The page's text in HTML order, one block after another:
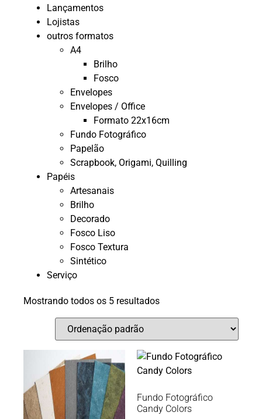
Lançamentos
Lojistas
outros formatos
A4
Brilho
Fosco
Envelopes
Envelopes / Office
Formato 22x16cm
Fundo Fotográfico
Papelão
Scrapbook, Origami, Quilling
Papéis
Artesanais
Brilho
Decorado
Fosco Liso
Fosco Textura
Sintético
Serviço
Mostrando todos os 5 resultados
Fundo Fotográfico
Candy Colors